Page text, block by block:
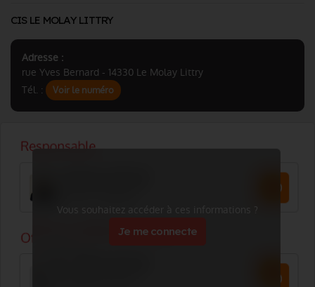
CIS LE MOLAY LITTRY
Adresse :
rue Yves Bernard - 14330 Le Molay Littry
Tél. :
Voir le numéro
Vous souhaitez accéder à ces informations ?
Je me connecte